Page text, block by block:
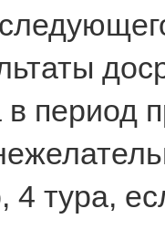
в период
4 тура,